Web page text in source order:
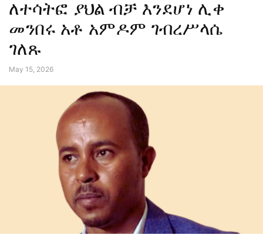
ለተሳትፎ ያህል ብቻ እንደሆነ ሊቀ
መንበሩ አቶ አምዶም ገብረሥላሴ
ገለጹ
May 15, 2026